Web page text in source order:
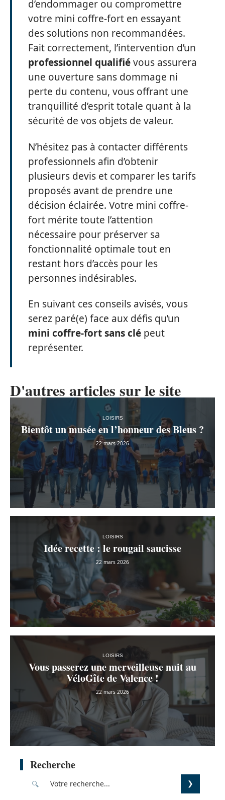
d’endommager ou compromettre
votre mini coffre-fort en essayant
des solutions non recommandées.
Fait correctement, l’intervention d’un
professionnel qualifiévous assurera
une ouverture sans dommage ni
perte du contenu, vous offrant une
tranquillité d’esprit totale quant à la
sécurité de vos objets de valeur.
N’hésitez pas à contacter différents
professionnels afin d’obtenir
plusieurs devis et comparer les tarifs
proposés avant de prendre une
décision éclairée. Votre mini coffre-
fort mérite toute l’attention
nécessaire pour préserver sa
fonctionnalité optimale tout en
restant hors d’accès pour les
personnes indésirables.
En suivant ces conseils avisés, vous
serez paré(e) face aux défis qu’un
mini coffre-fort sans clé peut
représenter.
D'autres articles sur le site
LOISIRS
Bientôt un musée en l’honneur des Bleus ?
22 mars 2026
LOISIRS
Idée recette : le rougail saucisse
22 mars 2026
LOISIRS
Vous passerez une merveilleuse nuit au
VéloGîte de Valence !
22 mars 2026
Recherche